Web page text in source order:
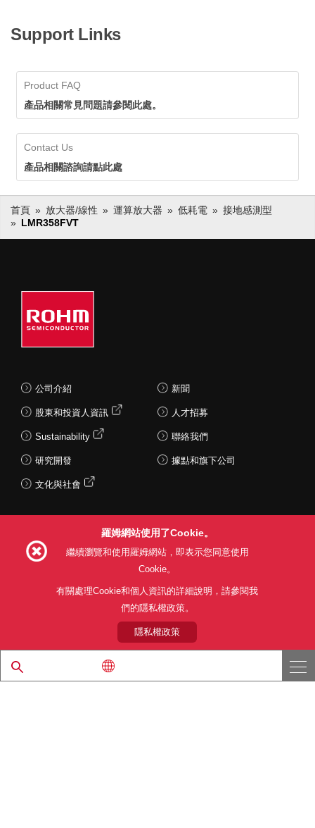
Support Links
Product FAQ
產品相關常見問題請參閱此處。
Contact Us
產品相關諮詢請點此處
首頁 放大器/線性 運算放大器 低耗電
接地感測型
LMR358FVT
公司介紹
股東和投資人資訊
Sustainability
研究開發
文化與社會
新聞
人才招募
聯絡我們
據點和旗下公司
利用目的 隱私權政策
關於本公司產品銷售之標準條款(PDF)
© 1997 - 2026 ROHM CO., LTD. ALL RIGHTS RESERVED.
羅姆網站使用了Cookie。
繼續瀏覽和使用羅姆網站，即表示您同意使用
Cookie。
有關處理Cookie和個人資訊的詳細說明，請參閱我
們的隱私權政策。
隱私權政策